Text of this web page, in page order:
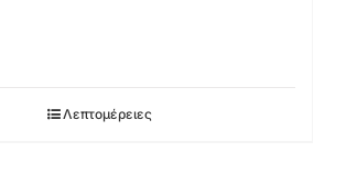
Λεπτομέρειες